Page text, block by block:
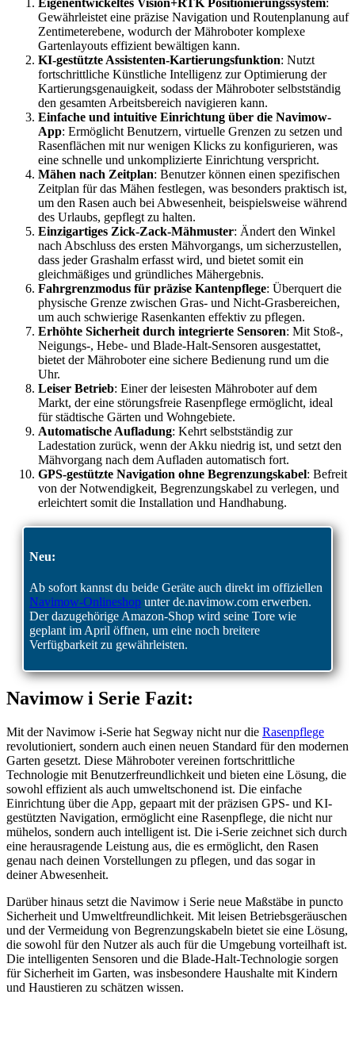
Gewährleistet eine präzise Navigation und Routenplanung auf
Zentimeterebene, wodurch der Mähroboter komplexe
Gartenlayouts effizient bewältigen kann.
KI-gestützte Assistenten-Kartierungsfunktion: Nutzt
fortschrittliche Künstliche Intelligenz zur Optimierung der
Kartierungsgenauigkeit, sodass der Mähroboter selbstständig
den gesamten Arbeitsbereich navigieren kann.
Einfache und intuitive Einrichtung über die Navimow-
App: Ermöglicht Benutzern, virtuelle Grenzen zu setzen und
Rasenflächen mit nur wenigen Klicks zu konfigurieren, was
eine schnelle und unkomplizierte Einrichtung verspricht.
Mähen nach Zeitplan: Benutzer können einen spezifischen
Zeitplan für das Mähen festlegen, was besonders praktisch ist,
um den Rasen auch bei Abwesenheit, beispielsweise während
des Urlaubs, gepflegt zu halten.
Einzigartiges Zick-Zack-Mähmuster: Ändert den Winkel
nach Abschluss des ersten Mähvorgangs, um sicherzustellen,
dass jeder Grashalm erfasst wird, und bietet somit ein
gleichmäßiges und gründliches Mähergebnis.
Fahrgrenzmodus für präzise Kantenpflege: Überquert die
physische Grenze zwischen Gras- und Nicht-Grasbereichen,
um auch schwierige Rasenkanten effektiv zu pflegen.
Erhöhte Sicherheit durch integrierte Sensoren: Mit Stoß-,
Neigungs-, Hebe- und Blade-Halt-Sensoren ausgestattet,
bietet der Mähroboter eine sichere Bedienung rund um die
Uhr.
Leiser Betrieb: Einer der leisesten Mähroboter auf dem
Markt, der eine störungsfreie Rasenpflege ermöglicht, ideal
für städtische Gärten und Wohngebiete.
Automatische Aufladung: Kehrt selbstständig zur
Ladestation zurück, wenn der Akku niedrig ist, und setzt den
Mähvorgang nach dem Aufladen automatisch fort.
GPS-gestützte Navigation ohne Begrenzungskabel: Befreit
von der Notwendigkeit, Begrenzungskabel zu verlegen, und
erleichtert somit die Installation und Handhabung.
Neu:
Ab sofort kannst du beide Geräte auch direkt im offiziellen
Navimow-Onlineshop unter de.navimow.com erwerben.
Der dazugehörige Amazon-Shop wird seine Tore wie
geplant im April öffnen, um eine noch breitere
Verfügbarkeit zu gewährleisten.
Navimow i Serie Fazit:
Mit der Navimow i-Serie hat Segway nicht nur die Rasenpflege
revolutioniert, sondern auch einen neuen Standard für den modernen
Garten gesetzt. Diese Mähroboter vereinen fortschrittliche
Technologie mit Benutzerfreundlichkeit und bieten eine Lösung, die
sowohl effizient als auch umweltschonend ist. Die einfache
Einrichtung über die App, gepaart mit der präzisen GPS- und KI-
gestützten Navigation, ermöglicht eine Rasenpflege, die nicht nur
mühelos, sondern auch intelligent ist. Die i-Serie zeichnet sich durch
eine herausragende Leistung aus, die es ermöglicht, den Rasen
genau nach deinen Vorstellungen zu pflegen, und das sogar in
deiner Abwesenheit.
Darüber hinaus setzt die Navimow i Serie neue Maßstäbe in puncto
Sicherheit und Umweltfreundlichkeit. Mit leisen Betriebsgeräuschen
und der Vermeidung von Begrenzungskabeln bietet sie eine Lösung,
die sowohl für den Nutzer als auch für die Umgebung vorteilhaft ist.
Die intelligenten Sensoren und die Blade-Halt-Technologie sorgen
für Sicherheit im Garten, was insbesondere Haushalte mit Kindern
und Haustieren zu schätzen wissen.